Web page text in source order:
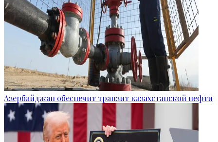
Азербайджан обеспечит транзит казахстанской нефти